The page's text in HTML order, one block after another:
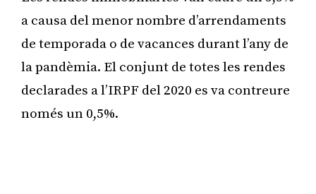
a causa del menor nombre d’arrendaments
de temporada o de vacances durant l’any de
la pandèmia. El conjunt de totes les rendes
declarades a l’IRPF del 2020 es va contreure
només un 0,5%.